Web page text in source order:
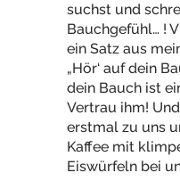
suchst und
Bauchgefühl… !
ein Satz aus
„Hör‘ auf dein
dein Bauch ist
Vertrau ihm!
erstmal zu uns
Kaffee mit
Eiswürfeln bei